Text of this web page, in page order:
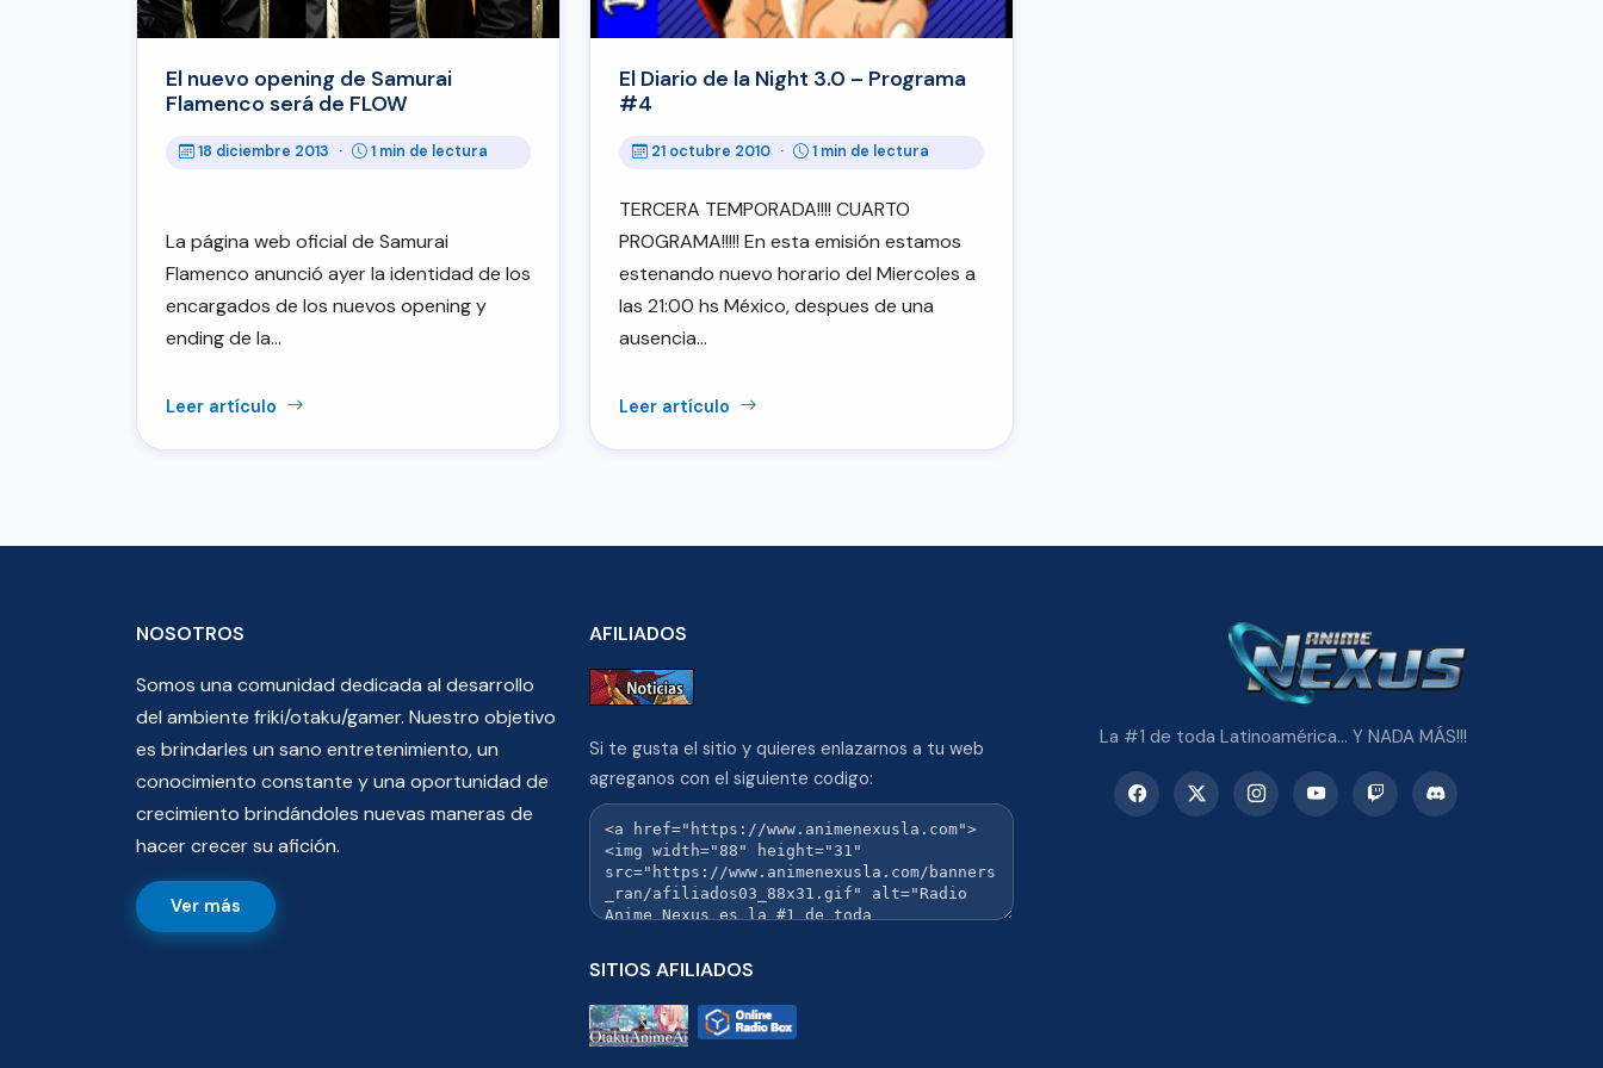
El nuevo opening de Samurai
Flamenco será de FLOW
18 diciembre 2013 · 1 min de lectura
La página web oficial de Samurai
Flamenco anunció ayer la identidad de los
encargados de los nuevos opening y
ending de la…
Leer artículo
El Diario de la Night 3.0 – Programa
#4
21 octubre 2010 · 1 min de lectura
TERCERA TEMPORADA!!!! CUARTO
PROGRAMA!!!!! En esta emisión estamos
estenando nuevo horario del Miercoles a
las 21:00 hs México, despues de una
ausencia…
Leer artículo
NOSOTROS
Somos una comunidad dedicada al desarrollo
del ambiente friki/otaku/gamer. Nuestro objetivo
es brindarles un sano entretenimiento, un
conocimiento constante y una oportunidad de
crecimiento brindándoles nuevas maneras de
hacer crecer su afición.
Ver más
AFILIADOS
Si te gusta el sitio y quieres enlazarnos a tu web
agreganos con el siguiente codigo:
SITIOS AFILIADOS
La #1 de toda Latinoamérica... Y NADA MÁS!!!